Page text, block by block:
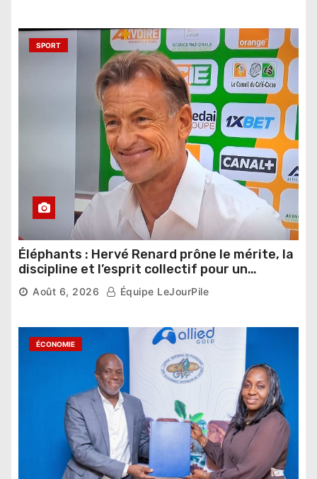
SPORT
Éléphants : Hervé Renard prône le mérite, la
discipline et l’esprit collectif pour un
nouveau départ
Août 6, 2026 Équipe LeJourPile
ÉCONOMIE